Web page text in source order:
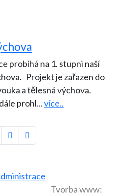
probíhá na 1. stupni naší
do
a tělesná výchova.
prohl...více..
Tvorba www: